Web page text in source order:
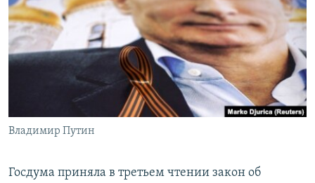
РАСПИСАНИЕ ВЕЩАНИЯ
ПОДПИШИТЕСЬ НА РАССЫЛКУ
СОЦИАЛЬНЫЕ СЕТИ
Все сайты РСЕ/РС
Владимир Путин
Госдума приняла в третьем чтении закон об